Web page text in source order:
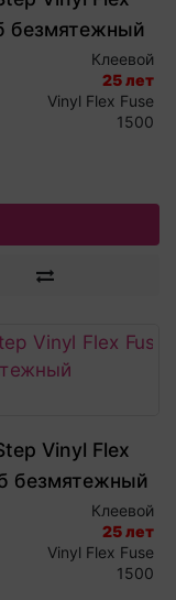
безмятежный
Клеевой
25 лет
Vinyl Flex Fuse
1500
Vinyl Flex
безмятежный
Клеевой
25 лет
Vinyl Flex Fuse
1500